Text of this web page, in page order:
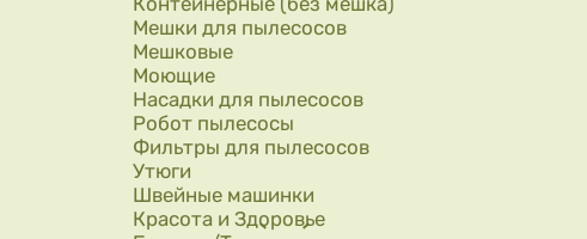
Мешки для пылесосов
Мешковые
Моющие
Насадки для пылесосов
Робот пылесосы
Фильтры для пылесосов
Утюги
Швейные машинки
Красота и Здоровье